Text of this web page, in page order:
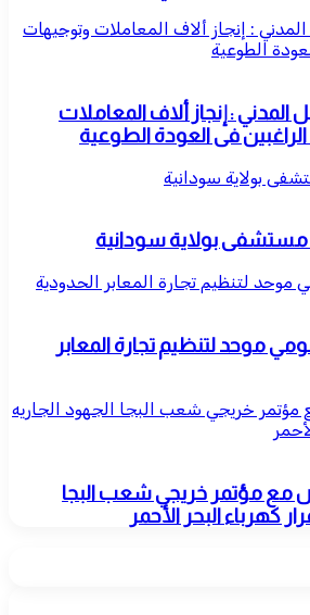
: إنجاز ألاف المعاملات وتوجيهات
الطوعية
المدني : إنجاز ألاف المعاملات
فى العودة الطوعية
بولاية سودانية
بولاية سودانية
موحد لتنظيم تجارة المعابر الحدودية
موحد لتنظيم تجارة المعابر
مؤتمر خريجي شعب البجا الجهود الجاريه
مع مؤتمر خريجي شعب البجا
كهرباء البحر الأحمر